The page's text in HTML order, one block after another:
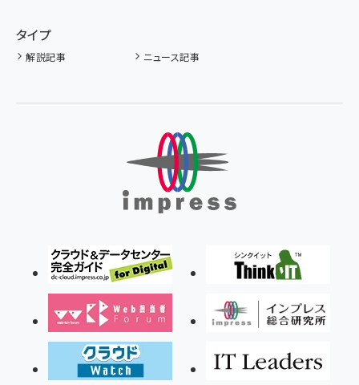
タイプ
解説記事 ニュース記事